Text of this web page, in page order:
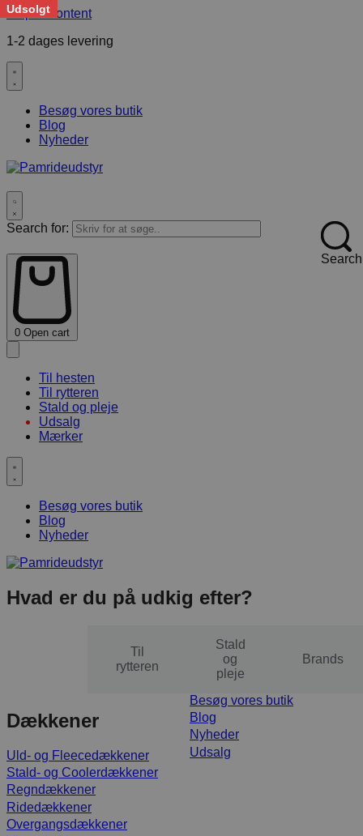
Skip to content
1-2 dages levering
Besøg vores butik
Blog
Nyheder
Search for:
Search
0 Open cart
Til hesten
Til rytteren
Stald og pleje
Udsalg
Mærker
Besøg vores butik
Blog
Nyheder
Hvad er du på udkig efter?
Til
rytteren
Stald
og
pleje
Brands
Dækkener
Uld- og Fleecedækkener
Stald- og Coolerdækkener
Regndækkener
Ridedækkener
Overgangsdækkener
Besøg vores butik
Blog
Nyheder
Udsalg
Udsolgt